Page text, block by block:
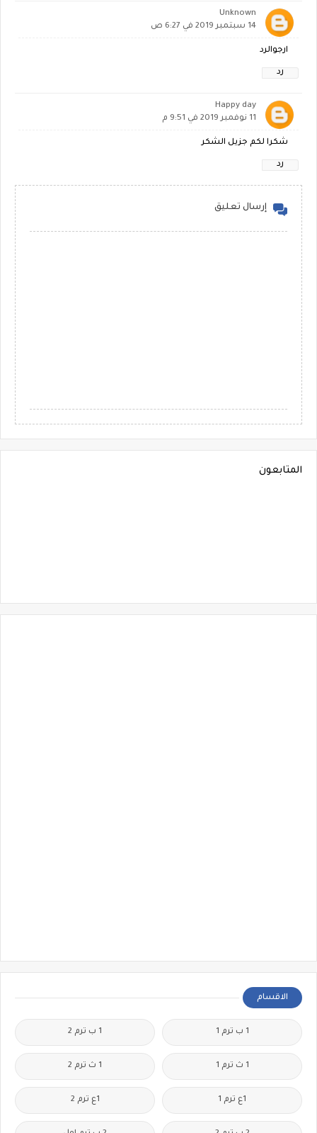
Unknown
14 سبتمبر 2019 في 6:27 ص
ارجوالرد
رد
Happy day
11 نوفمبر 2019 في 9:51 م
شكرا لكم جزيل الشكر
رد
إرسال تعليق
المتابعون
الاقسام
1 ب ترم 1 1 ب ترم 2
1 ث ترم 1 1 ث ترم 2
1ع ترم 1 1ع ترم 2